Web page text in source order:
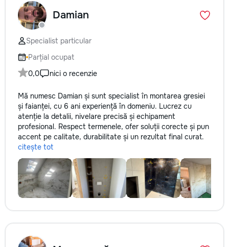
Damian
Specialist particular
Parțial ocupat
0,0
nici o recenzie
Mă numesc Damian și sunt specialist în montarea gresiei
și faianței, cu 6 ani experiență în domeniu. Lucrez cu
atenție la detalii, nivelare precisă și echipament
profesional. Respect termenele, ofer soluții corecte și pun
accent pe calitate, durabilitate și un rezultat final curat.
citește tot